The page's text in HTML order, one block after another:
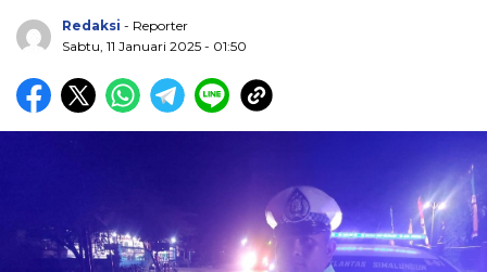
Redaksi - Reporter
Sabtu, 11 Januari 2025 - 01:50